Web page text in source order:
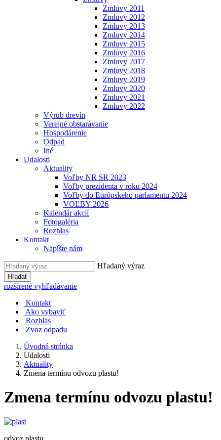
Zmluvy 2011
Zmluvy 2012
Zmluvy 2013
Zmluvy 2014
Zmluvy 2015
Zmluvy 2016
Zmluvy 2017
Zmluvy 2018
Zmluvy 2019
Zmluvy 2020
Zmluvy 2021
Zmluvy 2022
Výrub drevín
Verejné obstarávanie
Hospodárenie
Odpad
Iné
Udalosti
Aktuality
Voľby NR SR 2023
Voľby prezidenta v roku 2024
Voľby do Európskeho parlamentu 2024
VOĽBY 2026
Kalendár akcií
Fotogaléria
Rozhlas
Kontakt
Napíšte nám
Hľadaný výraz
Hľadať
rozšírené vyhľadávanie
Kontakt
Ako vybaviť
Rozhlas
Zvoz odpadu
Úvodná stránka
Udalosti
Aktuality
Zmena termínu odvozu plastu!
Zmena termínu odvozu plastu!
odvoz plastu